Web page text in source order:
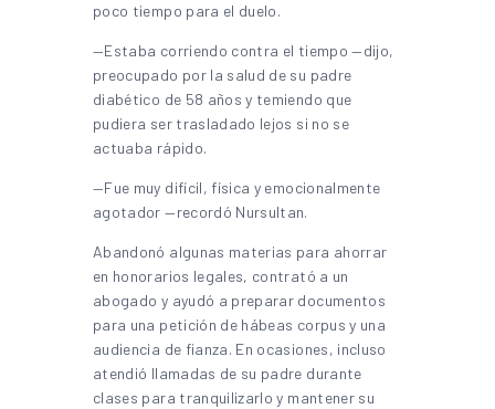
poco tiempo para el duelo.
—Estaba corriendo contra el tiempo —dijo,
preocupado por la salud de su padre
diabético de 58 años y temiendo que
pudiera ser trasladado lejos si no se
actuaba rápido.
—Fue muy difícil, física y emocionalmente
agotador —recordó Nursultan.
Abandonó algunas materias para ahorrar
en honorarios legales, contrató a un
abogado y ayudó a preparar documentos
para una petición de hábeas corpus y una
audiencia de fianza. En ocasiones, incluso
atendió llamadas de su padre durante
clases para tranquilizarlo y mantener su